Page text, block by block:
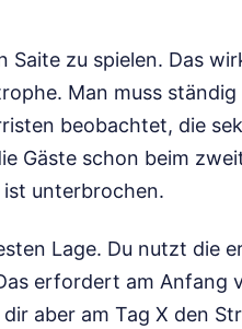
Saite zu spielen. Das
Man muss
beobachtet, die
Gäste schon beim
ist unterbrochen.
Lage. Du nutzt die
erfordert am Anfang
aber am Tag X den